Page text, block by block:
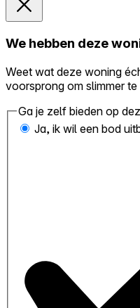
We hebben deze
Weet wat deze woning
voorsprong om slimmer te
Ga je zelf bieden op
Ja, ik wil een bod